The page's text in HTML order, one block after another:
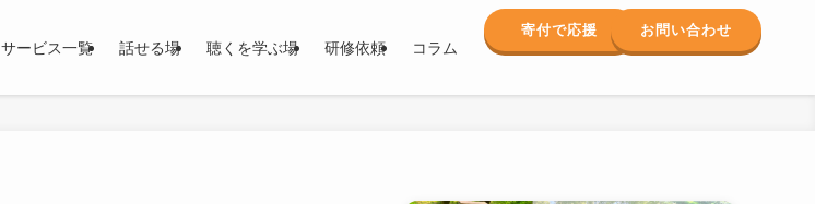
サービス一覧 話せる場 聴くを学ぶ場 研修依頼 コラム
寄付で応援 お問い合わせ